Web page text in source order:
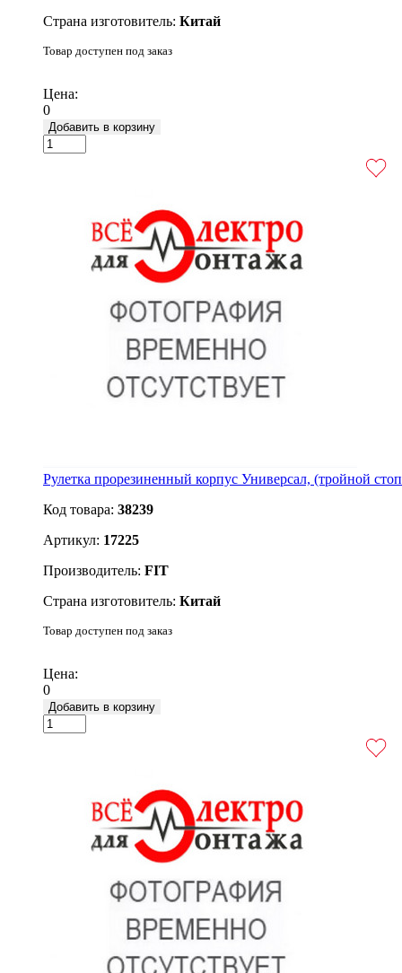
Страна изготовитель: Китай
Товар доступен под заказ
Цена:
0
Добавить в корзину
Рулетка прорезиненный корпус Универсал, (тройной
Код товара: 38239
Артикул: 17225
Производитель: FIT
Страна изготовитель: Китай
Товар доступен под заказ
Цена:
0
Добавить в корзину